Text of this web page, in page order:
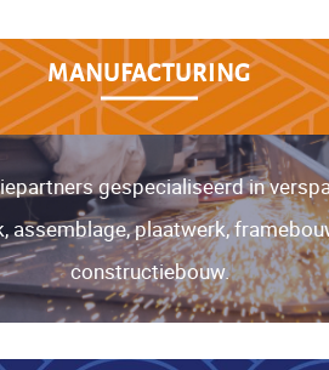
MANUFACTURING
gespecialiseerd in
assemblage, plaatwerk,
constructiebouw.